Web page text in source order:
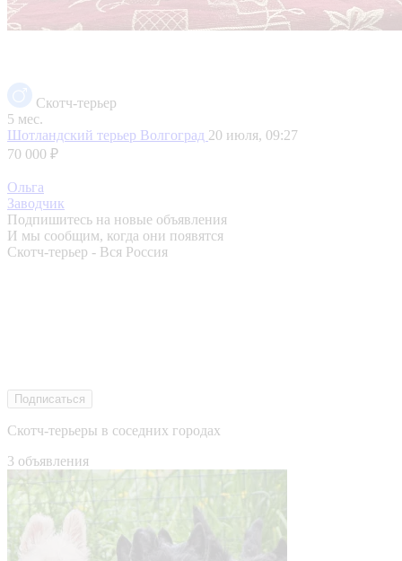
Скотч-терьер
5 мес.
Шотландский терьер Волгоград 20 июля, 09:27
70 000 ₽
Ольга
Заводчик
Подпишитесь на новые объявления
И мы сообщим, когда они появятся
Скотч-терьер - Вся Россия
Подписаться
Скотч-терьеры в соседних городах
3 объявления